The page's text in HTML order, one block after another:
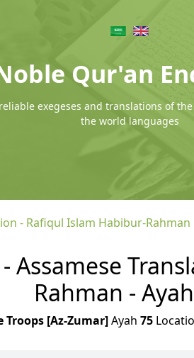
Qur'an
exegeses and translations of
the world languages
- Rafiqul Islam Habibur-Rahman
Assamese
Rahman -
Troops [Az-Zumar]Ayah 75